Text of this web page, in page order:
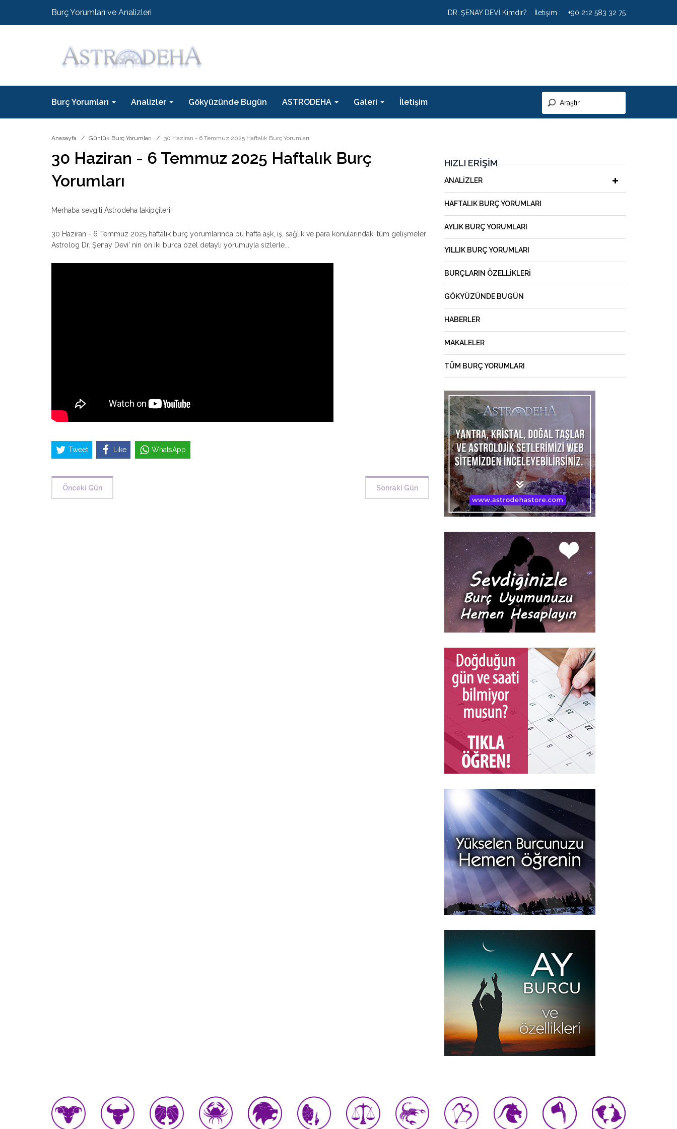
Burç Yorumları ve Analizleri DR. ŞENAY DEVİ Kimdir? İletişim : +90 212 583 32 75
Burç Yorumları Analizler Gökyüzünde Bugün ASTRODEHA Galeri İletişim
Anasayfa Günlük Burç Yorumları 30 Haziran - 6 Temmuz 2025 Haftalık Burç Yorumları
30 Haziran - 6 Temmuz 2025 Haftalık Burç
Yorumları
Merhaba sevgili Astrodeha takipçileri,
30 Haziran - 6 Temmuz 2025 haftalık burç yorumlarında bu hafta aşk, iş, sağlık ve para konularındaki tüm gelişmeler
Astrolog Dr. Şenay Devi' nin on iki burca özel detaylı yorumuyla sizlerle...
Tweet Like WhatsApp
Önceki Gün Sonraki Gün
HIZLI ERIŞIM
ANALIZLER
HAFTALIK BURÇ YORUMLARI
AYLIK BURÇ YORUMLARI
YILLIK BURÇ YORUMLARI
BURÇLARIN ÖZELLIKLERI
GÖKYÜZÜNDE BUGÜN
HABERLER
MAKALELER
TÜM BURÇ YORUMLARI